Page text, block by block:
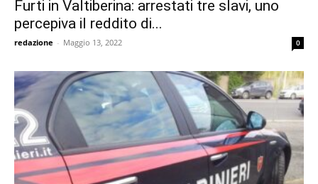
Furti in Valtiberina: arrestati tre slavi, uno
percepiva il reddito di...
redazione - Maggio 13, 2022 0